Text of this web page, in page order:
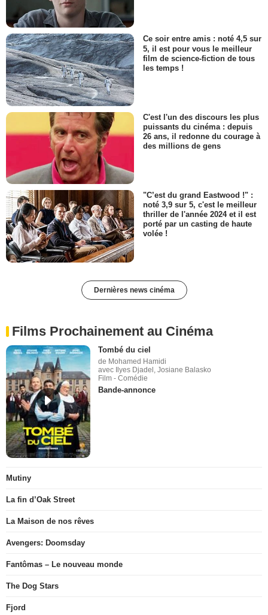
Ce soir entre amis : noté 4,5 sur
5, il est pour vous le meilleur
film de science-fiction de tous
les temps !
C'est l'un des discours les plus
puissants du cinéma : depuis
26 ans, il redonne du courage à
des millions de gens
"C’est du grand Eastwood !" :
noté 3,9 sur 5, c'est le meilleur
thriller de l'année 2024 et il est
porté par un casting de haute
volée !
Dernières news cinéma
Films Prochainement au Cinéma
Tombé du ciel
de Mohamed Hamidi
avec Ilyes Djadel, Josiane Balasko
Film - Comédie
Bande-annonce
Mutiny
La fin d’Oak Street
La Maison de nos rêves
Avengers: Doomsday
Fantômas – Le nouveau monde
The Dog Stars
Fjord